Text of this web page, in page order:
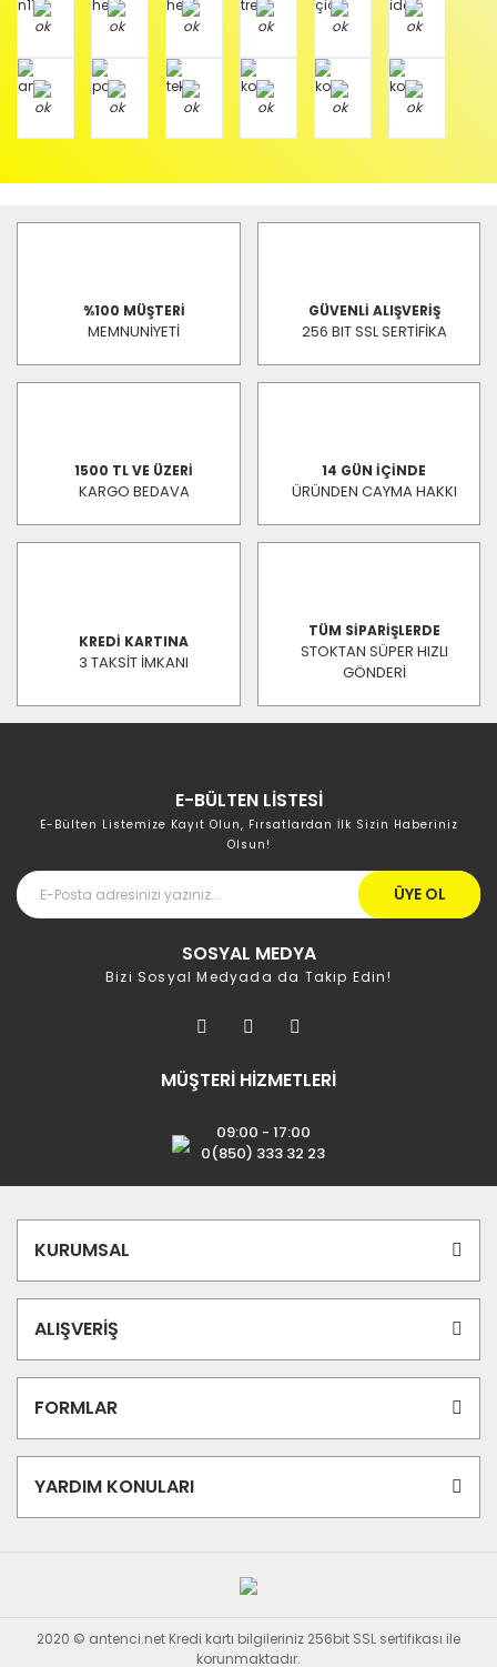
%100 MÜŞTERİ
MEMNUNİYETİ
GÜVENLİ ALIŞVERİŞ
256 BIT SSL SERTİFİKA
1500 TL VE ÜZERİ
KARGO BEDAVA
14 GÜN İÇİNDE
ÜRÜNDEN CAYMA HAKKI
KREDİ KARTINA
3 TAKSİT İMKANI
TÜM SİPARİŞLERDE
STOKTAN SÜPER HIZLI
GÖNDERİ
E-BÜLTEN LİSTESİ
E-Bülten Listemize Kayıt Olun, Fırsatlardan İlk Sizin Haberiniz
Olsun!
ÜYE OL
SOSYAL MEDYA
Bizi Sosyal Medyada da Takip Edin!
MÜŞTERİ HİZMETLERİ
09:00 - 17:00
0(850) 333 32 23
KURUMSAL
ALIŞVERİŞ
FORMLAR
YARDIM KONULARI
2020 © antenci.net Kredi kartı bilgileriniz 256bit SSL sertifikası ile
korunmaktadır.